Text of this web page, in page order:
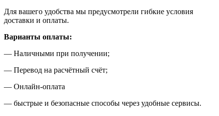
Для вашего удобства мы предусмотрели гибкие условия
доставки и оплаты.
Варианты оплаты:
— Наличными при получении;
— Перевод на расчётный счёт;
— Онлайн-оплата
— быстрые и безопасные способы через удобные сервисы.